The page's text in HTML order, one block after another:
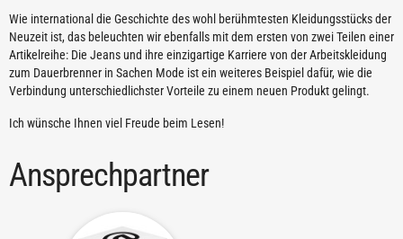
Wie international die Geschichte des wohl berühmtesten Kleidungsstücks der
Neuzeit ist, das beleuchten wir ebenfalls mit dem ersten von zwei Teilen einer
Artikelreihe: Die Jeans und ihre einzigartige Karriere von der Arbeitskleidung
zum Dauerbrenner in Sachen Mode ist ein weiteres Beispiel dafür, wie die
Verbindung unterschiedlichster Vorteile zu einem neuen Produkt gelingt.
Ich wünsche Ihnen viel Freude beim Lesen!
Ansprechpartner